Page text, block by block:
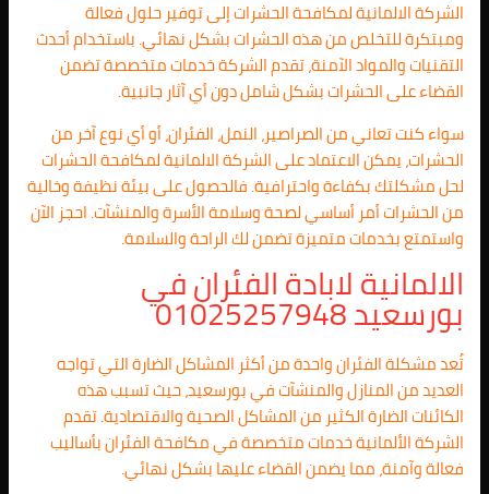
الشركة الالمانية لمكافحة الحشرات إلى توفير حلول فعالة
ومبتكرة للتخلص من هذه الحشرات بشكل نهائي. باستخدام أحدث
التقنيات والمواد الآمنة، تقدم الشركة خدمات متخصصة تضمن
القضاء على الحشرات بشكل شامل دون أي آثار جانبية.
سواء كنت تعاني من الصراصير، النمل، الفئران، أو أي نوع آخر من
الحشرات، يمكن الاعتماد على الشركة الالمانية لمكافحة الحشرات
لحل مشكلتك بكفاءة واحترافية. فالحصول على بيئة نظيفة وخالية
من الحشرات أمر أساسي لصحة وسلامة الأسرة والمنشآت. احجز الآن
واستمتع بخدمات متميزة تضمن لك الراحة والسلامة.
الالمانية لابادة الفئران في
بورسعيد 01025257948
تُعد مشكلة الفئران واحدة من أكثر المشاكل الضارة التي تواجه
العديد من المنازل والمنشآت في بورسعيد، حيث تسبب هذه
الكائنات الضارة الكثير من المشاكل الصحية والاقتصادية. تقدم
الشركة الألمانية خدمات متخصصة في مكافحة الفئران بأساليب
فعالة وآمنة، مما يضمن القضاء عليها بشكل نهائي.